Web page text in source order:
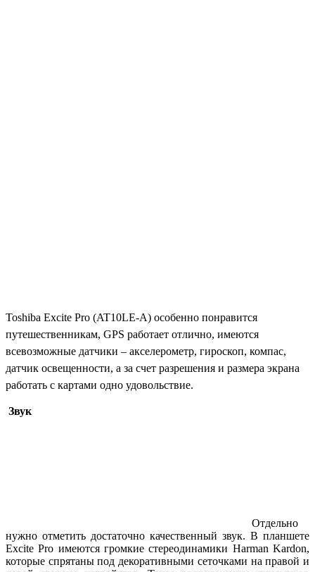
Toshiba Excite Pro (AT10LE-A) особенно понравится
путешественникам, GPS работает отлично, имеются
всевозможные датчики – акселерометр, гироскоп, компас,
датчик освещенности, а за счет разрешения и размера экрана
работать с картами одно удовольствие.
Звук
Отдельно
нужно отметить достаточно качественный звук. В планшете
Excite Pro имеются громкие стереодинамики Harman Kardon,
которые спрятаны под декоративными сеточками на правой и